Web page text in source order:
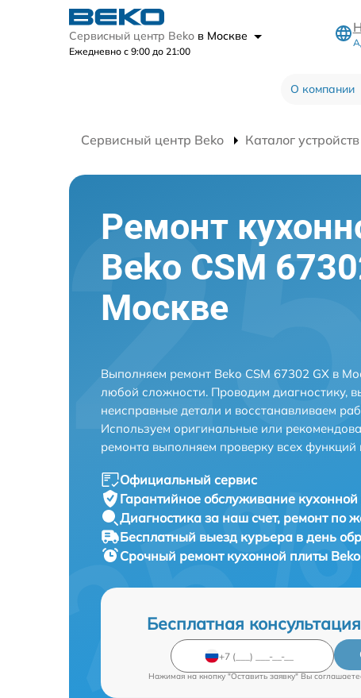
Сервисный центр Beko в Москве
Ежедневно с 9:00 до 21:00
О компании
Сервисный центр Beko Каталог устройств
Ремонт
Beko CSM
Москве
Выполняем ремонт Beko CSM 67302 GX в
любой сложности. Проводим диагностику,
неисправные детали и восстанавливаем
Используем оригинальные или
ремонта выполняем проверку всех
Официальный сервис
Гарантийное обслуживание кухонной
Диагностика за наш счет, ремонт по
Бесплатный выезд курьера в день
Срочный ремонт кухонной плиты
Бесплатная
Нажимая на кнопку "Оставить заявку" Вы